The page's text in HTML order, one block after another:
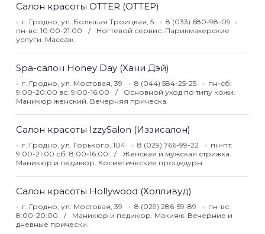
Салон красоты OTTER (ОТТЕР)
г. Гродно, ул. Большая Троицкая, 5
8 (033) 680-98-09
пн-вс: 10:00-21:00
Ногтевой сервис. Парикмахерские
услуги. Массаж.
Spa-салон Honey Day (Хани Дэй)
г. Гродно, ул. Мостовая, 39 8 (044) 584-25-25
пн-сб:
9:00-20:00 вс: 9:00-16:00
Основной уход по типу кожи.
Маникюр женский. Вечерняя прическа.
Салон красоты IzzySalon (Иззисалон)
г. Гродно, ул. Горького, 104 8 (029) 766-99-22
пн-пт:
9:00-21:00 сб: 8:00-16:00
Женская и мужская стрижка.
Маникюр и педикюр. Косметические процедуры.
Салон красоты Hollywood (Холливуд)
г. Гродно, ул. Мостовая, 39 8 (029) 286-59-89
пн-вс:
8:00-20:00
Маникюр и педикюр. Макияж. Вечерние и
дневные прически.